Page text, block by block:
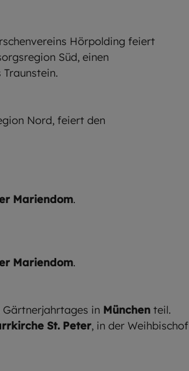
Hörpolding feiert
Süd, einen
Traunstein.
Nord, feiert den
Mariendom.
Mariendom.
in München teil.
St. Peter, in der Weihbischof